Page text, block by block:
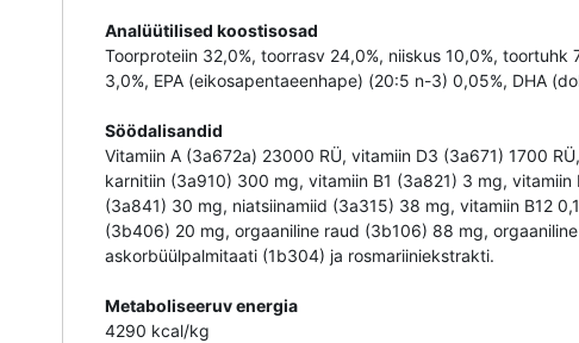
Analüütilised koostisosad
Toorproteiin 32,0%, toorrasv 24,0%, niiskus 10,0%,
3,0%, EPA (eikosapentaeenhape) (20:5 n-3) 0,05%, DHA
Söödalisandid
Vitamiin A (3a672a) 23000 RÜ, vitamiin D3 (3a671) 1700
karnitiin (3a910) 300 mg, vitamiin B1 (3a821) 3 mg,
(3a841) 30 mg, niatsiinamiid (3a315) 38 mg, vitamiin B12
(3b406) 20 mg, orgaaniline raud (3b106) 88 mg,
askorbüülpalmitaati (1b304) ja rosmariiniekstrakti.
Metaboliseeruv energia
4290 kcal/kg